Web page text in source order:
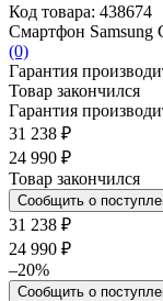
Код товара: 438674
Смартфон Samsung
(0)
Гарантия
Товар закончился
Гарантия
31 238 ₽
24 990 ₽
Товар закончился
Сообщить о
31 238 ₽
24 990 ₽
–20%
Сообщить о